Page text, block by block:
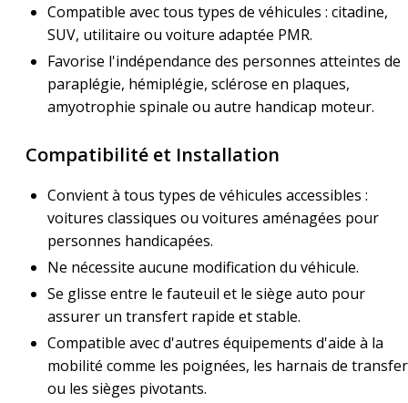
Compatible avec tous types de véhicules : citadine,
SUV, utilitaire ou voiture adaptée PMR.
Favorise l'indépendance des personnes atteintes de
paraplégie, hémiplégie, sclérose en plaques,
amyotrophie spinale ou autre handicap moteur.
Compatibilité et Installation
Convient à tous types de véhicules accessibles :
voitures classiques ou voitures aménagées pour
personnes handicapées.
Ne nécessite aucune modification du véhicule.
Se glisse entre le fauteuil et le siège auto pour
assurer un transfert rapide et stable.
Compatible avec d'autres équipements d'aide à la
mobilité comme les poignées, les harnais de
ou les sièges pivotants.